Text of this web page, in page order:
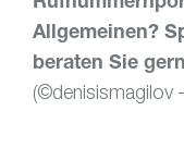
Allgemeinen?
beraten Sie
(©